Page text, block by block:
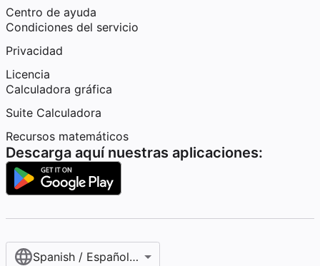
Centro de ayuda
Condiciones del servicio
Privacidad
Licencia
Calculadora gráfica
Suite Calculadora
Recursos matemáticos
Descarga aquí nuestras aplicaciones:
Spanish / Español (internacional)